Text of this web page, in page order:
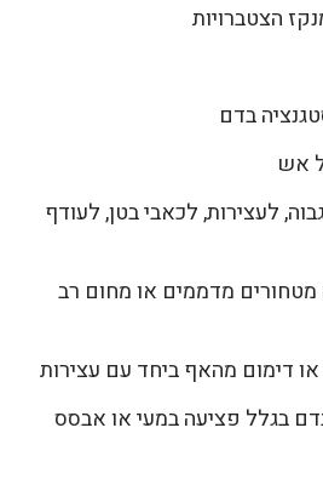
הצטברויות
בדם
אש
לעצירות, לכאבי בטן, לעודף
מדממים או מחום רב
דימום מהאף ביחד עם עצירות
בגלל פציעה במעי או אבסס